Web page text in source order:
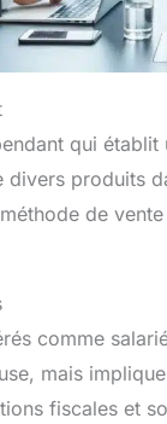
qui
produits
de
comme
mais
fiscales et